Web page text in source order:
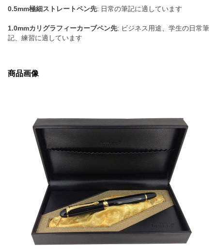
0.5mm極細ストレートペン先: 日常の筆記に適しています
1.0mmカリグラフィーカーブペン先: ビジネス用途、学生の日常筆
記、練習に適しています
商品画像